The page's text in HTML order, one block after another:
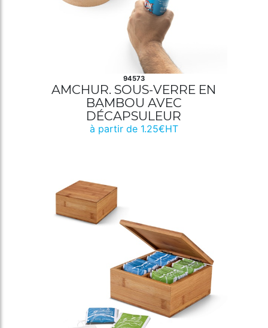
94573
AMCHUR. SOUS-VERRE EN
BAMBOU AVEC
DÉCAPSULEUR
à partir de 1.25€HT